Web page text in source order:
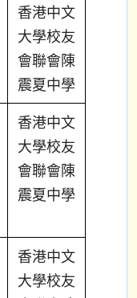
香港中文
大學校友
會聯會陳
震夏中學
香港中文
大學校友
會聯會陳
震夏中學
香港中文
大學校友